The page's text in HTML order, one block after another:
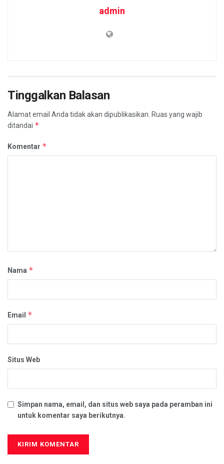
admin
Tinggalkan Balasan
Alamat email Anda tidak akan dipublikasikan. Ruas yang wajib
ditandai *
Komentar *
Nama *
Email *
Situs Web
Simpan nama, email, dan situs web saya pada peramban ini
untuk komentar saya berikutnya.